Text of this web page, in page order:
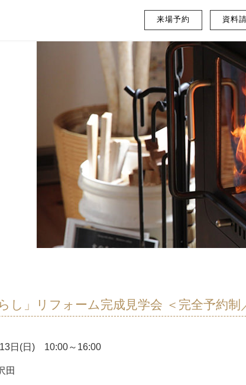
来場予約 資料
し」リフォーム完成見学会 ＜完全予約制
日(日) 10:00～16:00
田